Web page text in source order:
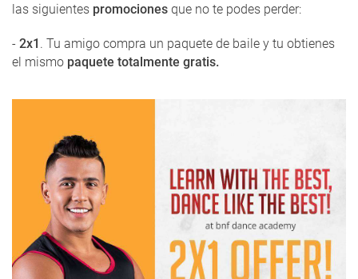
las siguientes promociones que no te podes perder:
- 2x1 . Tu amigo compra un paquete de baile y tu obtienes
el mismo paquete totalmente gratis.